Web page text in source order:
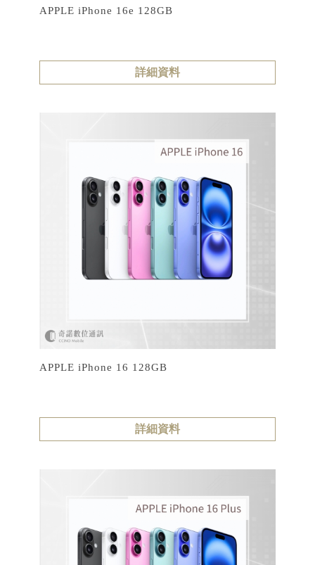
APPLE iPhone 16e 128GB
詳細資料
APPLE iPhone 16 128GB
詳細資料